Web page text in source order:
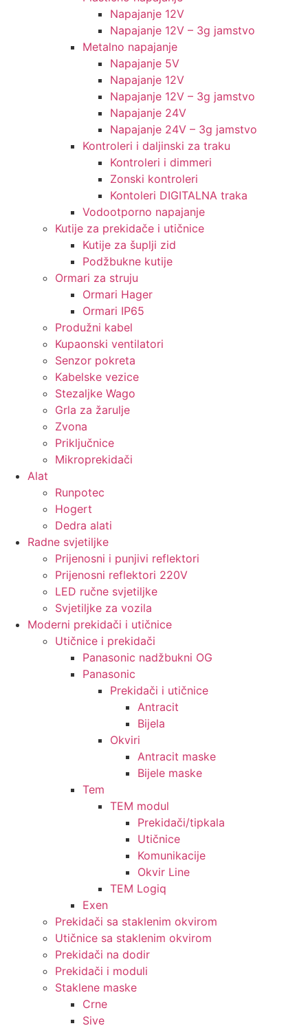
Napajanje 12V
Napajanje 12V – 3g jamstvo
Metalno napajanje
Napajanje 5V
Napajanje 12V
Napajanje 12V – 3g jamstvo
Napajanje 24V
Napajanje 24V – 3g jamstvo
Kontroleri i daljinski za traku
Kontroleri i dimmeri
Zonski kontroleri
Kontoleri DIGITALNA traka
Vodootporno napajanje
Kutije za prekidače i utičnice
Kutije za šuplji zid
Podžbukne kutije
Ormari za struju
Ormari Hager
Ormari IP65
Produžni kabel
Kupaonski ventilatori
Senzor pokreta
Kabelske vezice
Stezaljke Wago
Grla za žarulje
Zvona
Priključnice
Mikroprekidači
Alat
Runpotec
Hogert
Dedra alati
Radne svjetiljke
Prijenosni i punjivi reflektori
Prijenosni reflektori 220V
LED ručne svjetiljke
Svjetiljke za vozila
Moderni prekidači i utičnice
Utičnice i prekidači
Panasonic nadžbukni OG
Panasonic
Prekidači i utičnice
Antracit
Bijela
Okviri
Antracit maske
Bijele maske
Tem
TEM modul
Prekidači/tipkala
Utičnice
Komunikacije
Okvir Line
TEM Logiq
Exen
Prekidači sa staklenim okvirom
Utičnice sa staklenim okvirom
Prekidači na dodir
Prekidači i moduli
Staklene maske
Crne
Sive